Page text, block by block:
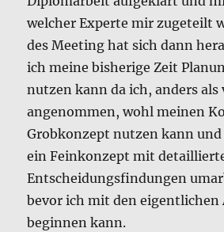
welcher Experte mir zugeteilt
des Meeting hat sich dann
ich meine bisherige Zeit
nutzen kann da ich, anders als
angenommen, wohl meinen
Grobkonzept nutzen kann und
ein Feinkonzept mit
Entscheidungsfindungen
bevor ich mit den eigentlichen
beginnen kann.